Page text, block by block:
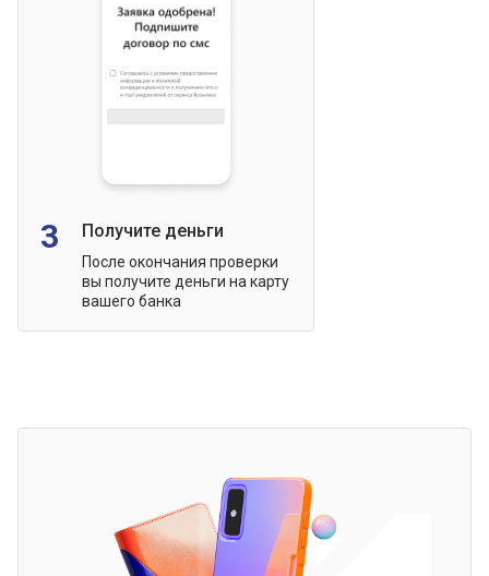
3 Получите деньги
После окончания проверки
вы получите деньги на карту
вашего банка